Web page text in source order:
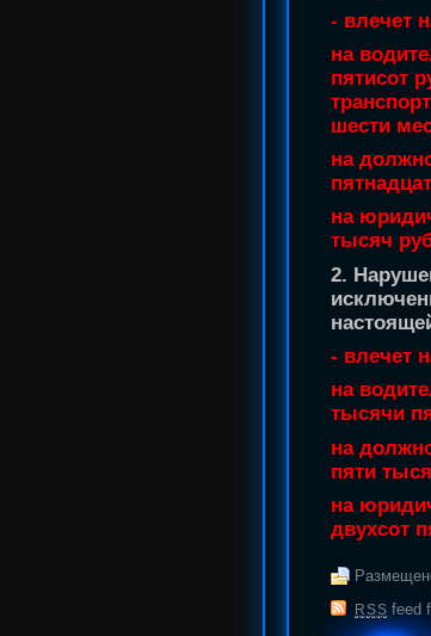
- влечет
на
пятисот
шести
на
на
тысяч
2.
- влечет
на
тысячи
на
пяти
на
двухсот
RSS feed